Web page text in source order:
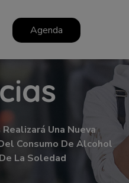
Agenda
Una Nueva
Consumo De Alcohol
La Soledad